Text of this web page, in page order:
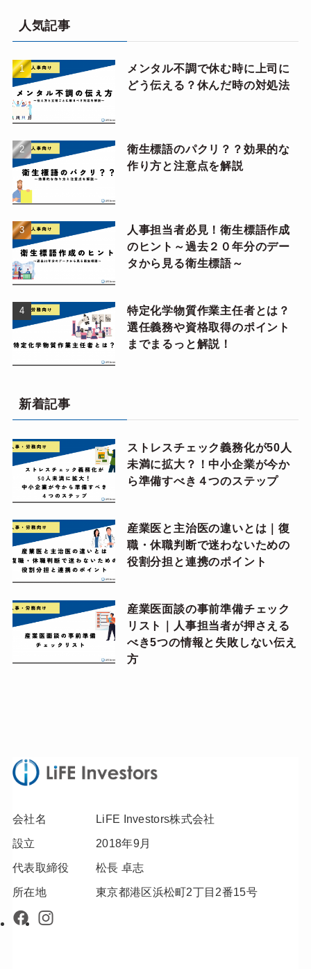
人気記事
メンタル不調で休む時に上司に
どう伝える？休んだ時の対処法
衛生標語のパクリ？？効果的な
作り方と注意点を解説
人事担当者必見！衛生標語作成
のヒント～過去２０年分のデー
タから見る衛生標語～
特定化学物質作業主任者とは？
選任義務や資格取得のポイント
までまるっと解説！
新着記事
ストレスチェック義務化が50人
未満に拡大？！中小企業が今か
ら準備すべき４つのステップ
産業医と主治医の違いとは｜復
職・休職判断で迷わないための
役割分担と連携のポイント
産業医面談の事前準備チェック
リスト｜人事担当者が押さえる
べき5つの情報と失敗しない伝え
方
会社名
LiFE Investors株式会社
設立
2018年9月
代表取締役
松長 卓志
所在地
東京都港区浜松町2丁目2番15号